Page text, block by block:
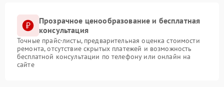
Прозрачное ценообразование и бесплатная
консультация
Точные прайс-листы, предварительная оценка стоимости
ремонта, отсутствие скрытых платежей и возможность
бесплатной консультации по телефону или онлайн на
сайте